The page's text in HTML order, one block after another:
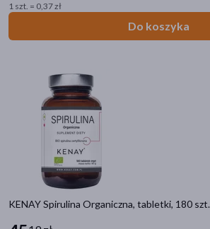
1 szt. = 0,37 zł
Do koszyka
KENAY Spirulina Organiczna, tabletki, 180 szt.
Dla wegetarian
(3)
Certyfikowane surowce
pokaż więcej
Zalecenia żywieniowe
Bez glutenu
Bez laktozy(7)
Linia produktowa